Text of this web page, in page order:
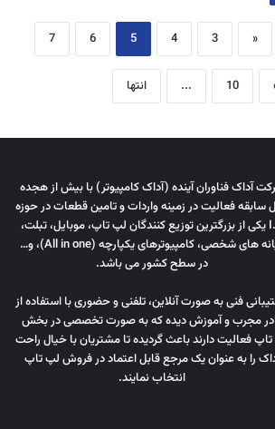
«
3
4
5
6
7
10
... انتها
آداک فناوران آینده (آداک کامپیوتر) با بیش از هجده
سابقه فعالیت در زمینه واردات و تامین قطعات در حوزه
I.T یکی از بزرگترین توزیع کنندگان لپ تاپ، موبایل، تبلت،
رایانه های شخصی، کامپیوترهای یکپارچه (All in one)، و…
در سطح کشور می باشد.
فنی به صورت آنلاین، تلفنی و حضوری با استفاده از
مجرب و آموزش دیده که به صورت تخصصی در بخش
فعالیت دارند باعث گردیده تا مشتریان با خیال راحت
را به عنوان یک مرجع قابل اعتماد در فروش لپ تاپ
انتخاب نمایند.